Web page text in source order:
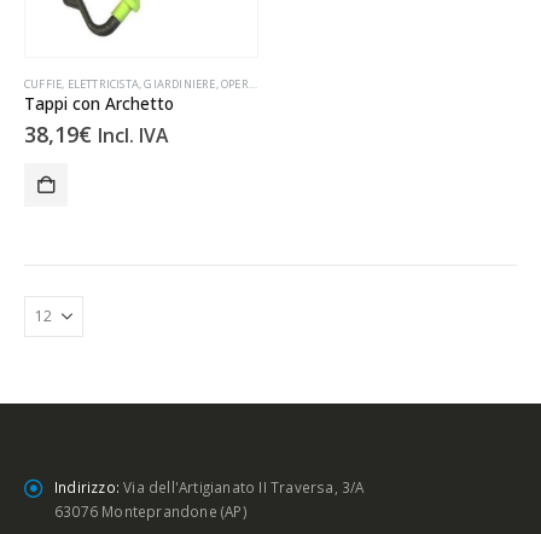
CUFFIE, ELETTRICISTA,GIARDINIERE,OPERAIO IN GENERE
Tappi con Archetto
38,19€ Incl. IVA
Indirizzo: Via dell'Artigianato II Traversa, 3/A
63076 Monteprandone (AP)